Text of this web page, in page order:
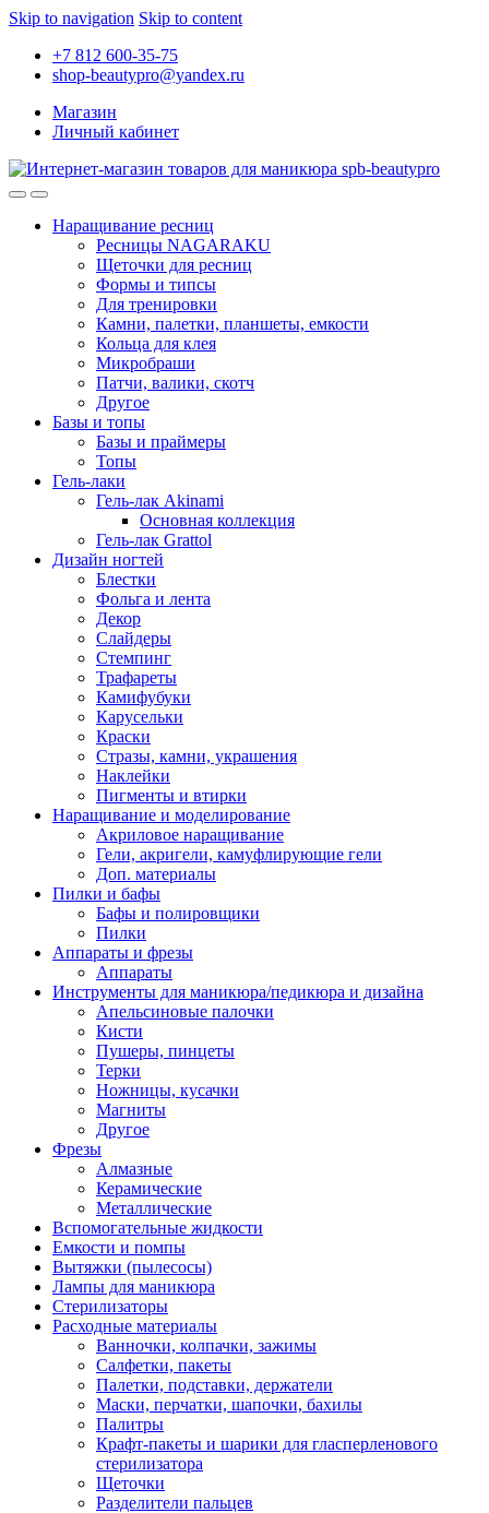
Skip to navigation Skip to content
+7 812 600-35-75
shop-beautypro@yandex.ru
Магазин
Личный кабинет
Наращивание ресниц
Ресницы NAGARAKU
Щеточки для ресниц
Формы и типсы
Для тренировки
Камни, палетки, планшеты, емкости
Кольца для клея
Микробраши
Патчи, валики, скотч
Другое
Базы и топы
Базы и праймеры
Топы
Гель-лаки
Гель-лак Akinami
Основная коллекция
Гель-лак Grattol
Дизайн ногтей
Блестки
Фольга и лента
Декор
Слайдеры
Стемпинг
Трафареты
Камифубуки
Карусельки
Краски
Стразы, камни, украшения
Наклейки
Пигменты и втирки
Наращивание и моделирование
Акриловое наращивание
Гели, акригели, камуфлирующие гели
Доп. материалы
Пилки и бафы
Бафы и полировщики
Пилки
Аппараты и фрезы
Аппараты
Инструменты для маникюра/педикюра и дизайна
Апельсиновые палочки
Кисти
Пушеры, пинцеты
Терки
Ножницы, кусачки
Магниты
Другое
Фрезы
Алмазные
Керамические
Металлические
Вспомогательные жидкости
Емкости и помпы
Вытяжки (пылесосы)
Лампы для маникюра
Стерилизаторы
Расходные материалы
Ванночки, колпачки, зажимы
Салфетки, пакеты
Палетки, подставки, держатели
Маски, перчатки, шапочки, бахилы
Палитры
Крафт-пакеты и шарики для гласперленового
стерилизатора
Щеточки
Разделители пальцев